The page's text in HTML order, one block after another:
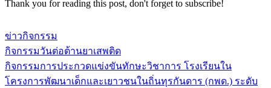
Thank you for reading this post, don't forget to subscribe!
ข่าวกิจกรรม
แนะแนว
เรื่อง
กิจกรรมวันต่อต้านยาเสพติด
กิจกรรมการประกวดแข่งขันทักษะวิชาการ โรงเรียนใน
โครงการพัฒนาเด็กและเยาวชนในถิ่นทุรกันดาร (กพด.) ระดับ